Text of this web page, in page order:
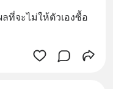
ที่จะไม่ให้ตัวเองซื้อ